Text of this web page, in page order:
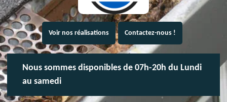
Voir nos réalisations Contactez-nous !
Nous sommes disponibles de 07h-20h du Lundi
au samedi